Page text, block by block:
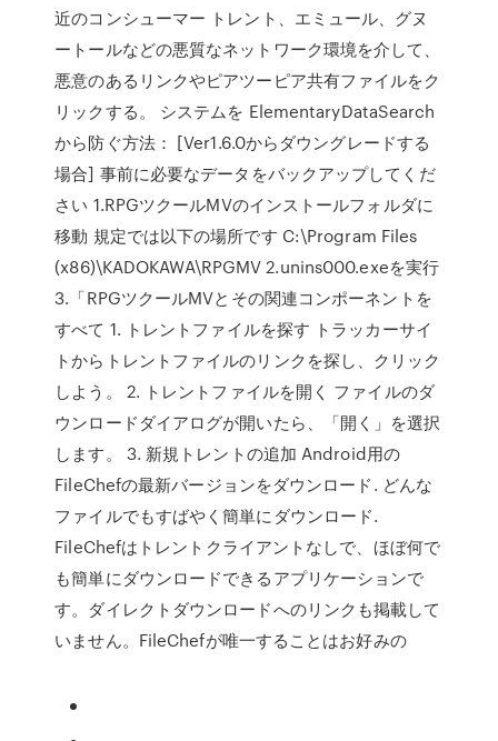
近のコンシューマー トレント、エミュール、グヌ
ートールなどの悪質なネットワーク環境を介して、
悪意のあるリンクやピアツーピア共有ファイルをク
リックする。 システムを ElementaryDataSearch
から防ぐ方法： [Ver1.6.0からダウングレードする
場合] 事前に必要なデータをバックアップしてくだ
さい 1.RPGツクールMVのインストールフォルダに
移動 規定では以下の場所です C:\Program Files
(x86)\KADOKAWA\RPGMV 2.unins000.exeを実行
3.「RPGツクールMVとその関連コンポーネントを
すべて 1. トレントファイルを探す トラッカーサイ
トからトレントファイルのリンクを探し、クリック
しよう。 2. トレントファイルを開く ファイルのダ
ウンロードダイアログが開いたら、「開く」を選択
します。 3. 新規トレントの追加 Android用の
FileChefの最新バージョンをダウンロード. どんな
ファイルでもすばやく簡単にダウンロード.
FileChefはトレントクライアントなしで、ほぼ何で
も簡単にダウンロードできるアプリケーションで
す。ダイレクトダウンロードへのリンクも掲載して
いません。FileChefが唯一することはお好みの